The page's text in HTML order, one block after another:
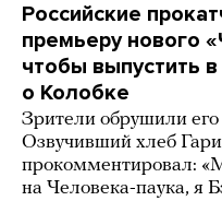
Российские
премьеру нового
чтобы выпустить
о Колобке
Зрители обрушили
Озвучивший хлеб
прокомментировал:
на Человека-паука, я